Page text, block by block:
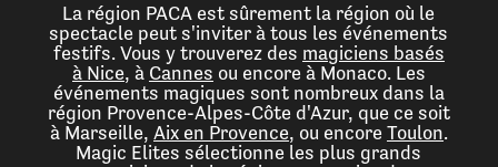
La région PACA est sûrement la région où le
spectacle peut s'inviter à tous les événements
festifs. Vous y trouverez des magiciens basés
à Nice, à Cannes ou encore à Monaco. Les
événements magiques sont nombreux dans la
région Provence-Alpes-Côte d'Azur, que ce soit
à Marseille, Aix en Provence, ou encoreToulon.
Magic Elites sélectionne les plus grands